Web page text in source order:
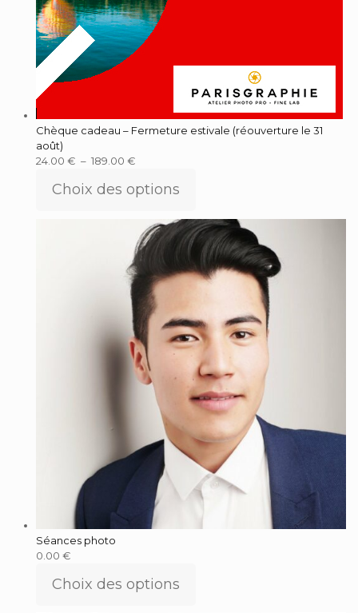
Chèque cadeau – Fermeture estivale (réouverture le 31
août)
24.00 € – 189.00 €
Choix des options
Séances photo
0.00 €
Choix des options